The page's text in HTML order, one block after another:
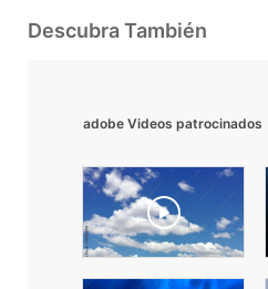
Descubra También
adobe Videos patrocinados